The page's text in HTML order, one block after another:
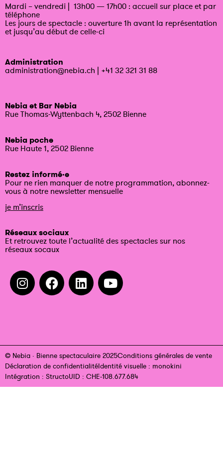
Mardi – vendredi | 13h00 — 17h00 : accueil sur place et par
téléphone
Les jours de spectacle : ouverture 1h avant la représentation
et jusqu’au début de celle-ci
Administration
administration@nebia.ch | +41 32 321 31 88
Nebia et Bar Nebia
Rue Thomas-Wyttenbach 4, 2502 Bienne
Nebia poche
Rue Haute 1, 2502 Bienne
Restez informé·e
Pour ne rien manquer de notre programmation, abonnez-
vous à notre newsletter mensuelle
je m’inscris
Réseaux sociaux
Et retrouvez toute l’actualité des spectacles sur nos
réseaux socaux
© Nebia · Bienne spectaculaire 2025Conditions générales de vente
Déclaration de confidentialitéIdentité visuelle : monokini
Intégration : StructoUID : CHE-108.677.684